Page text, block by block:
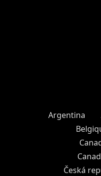
Argentina
Česká